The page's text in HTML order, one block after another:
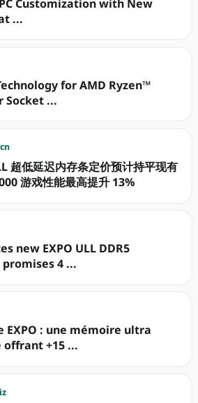
Customization with New
...
for AMD Ryzen™
Socket ...
超低延迟内存条定价预计持平现有
游戏性能最高提升 13%
new EXPO ULL DDR5
4 ...
EXPO : une mémoire ultra
offrant +15 ...